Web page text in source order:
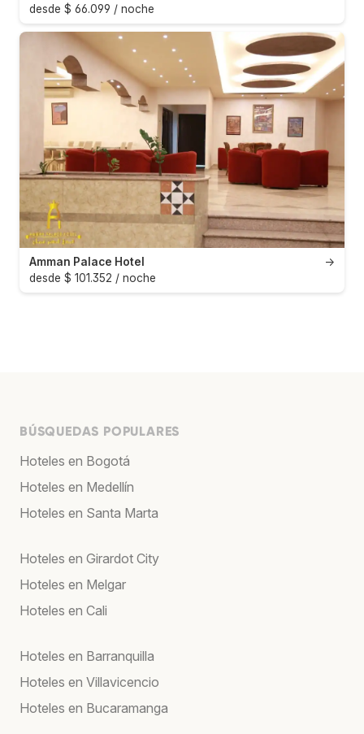
desde $ 66.099 / noche
→
Amman Palace Hotel
desde $ 101.352 / noche
BÚSQUEDAS POPULARES
Hoteles en Bogotá
Hoteles en Medellín
Hoteles en Santa Marta
Hoteles en Girardot City
Hoteles en Melgar
Hoteles en Cali
Hoteles en Barranquilla
Hoteles en Villavicencio
Hoteles en Bucaramanga